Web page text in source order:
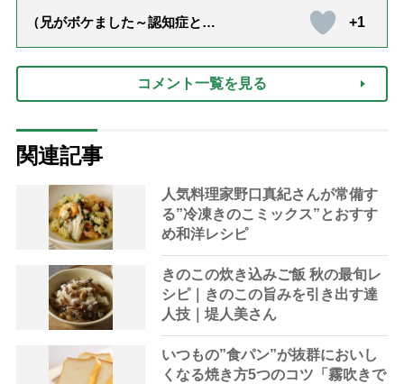
（兄がボケました～認知症と介
達』が届きました」）
+1
コメント一覧を見る
関連記事
人気料理家野口真紀さんが常備す
る”冷凍きのこミックス”とおすす
め和洋レシピ
きのこの炊き込みご飯 秋の最旬レ
シピ｜きのこの旨みを引き出す達
人技｜堤人美さん
いつもの”食パン”が抜群においし
くなる焼き方5つのコツ「霧吹きで